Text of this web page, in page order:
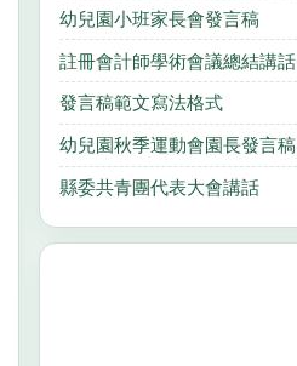
幼兒園小班家長會發言稿
註冊會計師學術會議總結講話
發言稿範文寫法格式
幼兒園秋季運動會園長發言稿
縣委共青團代表大會講話